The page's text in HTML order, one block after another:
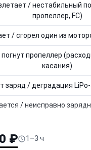
/ нестабильный
пропеллер, FC)
/ сгорел один из
пропеллер
касания)
заряд / деградация
/ неисправно
/ заклинил гимбал
₽ 1–3 ч